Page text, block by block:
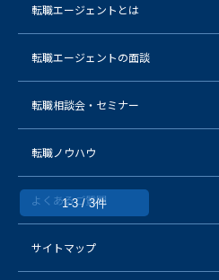
1-3 / 3件
転職エージェントとは
転職エージェントの面談
転職相談会・セミナー
転職ノウハウ
よくあるご質問
サイトマップ